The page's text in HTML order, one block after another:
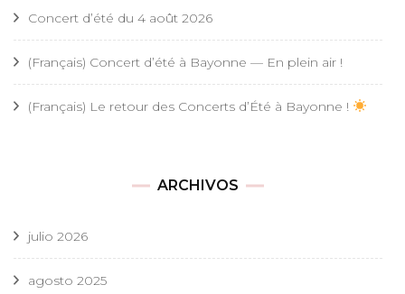
Concert d’été du 4 août 2026
(Français) Concert d’été à Bayonne — En plein air !
(Français) Le retour des Concerts d’Été à Bayonne !
ARCHIVOS
julio 2026
agosto 2025